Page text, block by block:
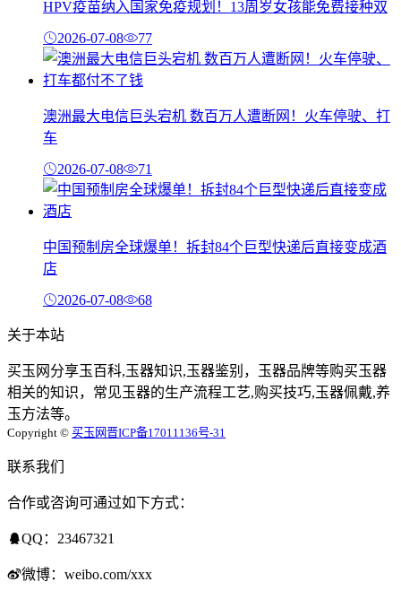
HPV疫苗纳入国家免疫规划！13周岁女孩能免费接种双
2026-07-08 77
澳洲最大电信巨头宕机 数百万人遭断网！火车停驶、打
车
2026-07-08 71
中国预制房全球爆单！拆封84个巨型快递后直接变成酒
店
2026-07-08 68
关于本站
买玉网分享玉百科,玉器知识,玉器鉴别，玉器品牌等购买玉器
相关的知识，常见玉器的生产流程工艺,购买技巧,玉器佩戴,养
玉方法等。
Copyright © 买玉网晋ICP备17011136号-31
联系我们
合作或咨询可通过如下方式：
QQ：23467321
微博：weibo.com/xxx